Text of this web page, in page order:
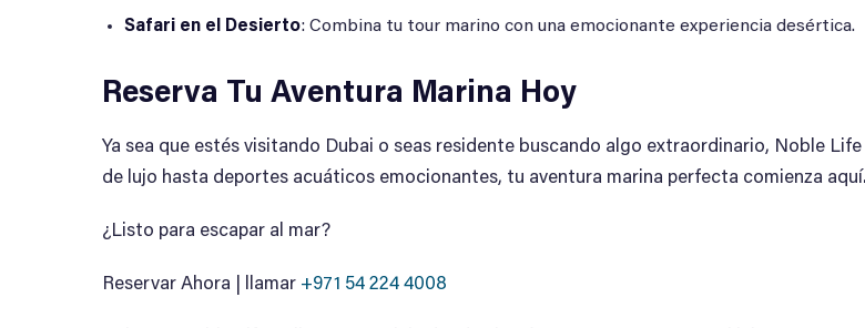
Safari en el Desierto: Combina tu tour marino con una emocionante experiencia desértica.
Reserva Tu Aventura Marina Hoy
Ya sea que estés visitando Dubai o seas residente buscando algo extraordinario, Noble
de lujo hasta deportes acuáticos emocionantes, tu aventura marina perfecta comienza aquí.
¿Listo para escapar al mar?
Reservar Ahora | llamar +971 54 224 4008